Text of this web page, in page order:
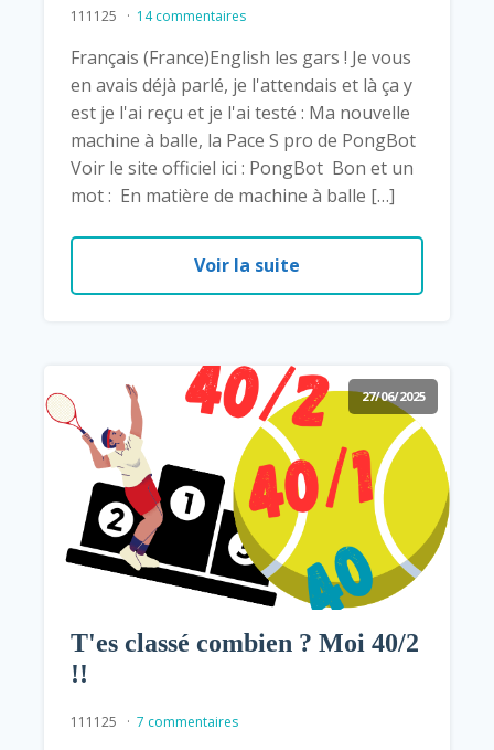
111125 14 commentaires
Français (France)English les gars ! Je vous
en avais déjà parlé, je l'attendais et là ça y
est je l'ai reçu et je l'ai testé : Ma nouvelle
machine à balle, la Pace S pro de PongBot
Voir le site officiel ici : PongBot Bon et un
mot : En matière de machine à balle […]
Voir la suite
27/06/2025
T'es classé combien ? Moi 40/2
!!
111125 7 commentaires